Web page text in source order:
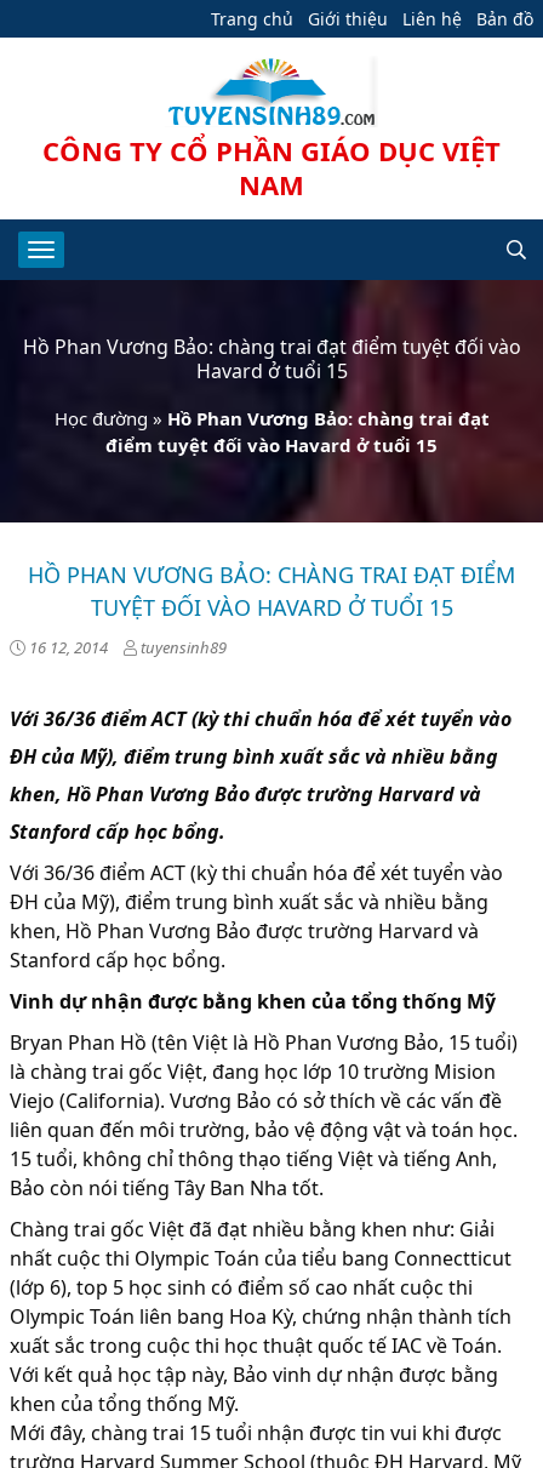
Trang chủ Giới thiệu Liên hệ Bản đồ
CÔNG TY CỔ PHẦN GIÁO DỤC VIỆT
NAM
Hồ Phan Vương Bảo: chàng trai đạt điểm tuyệt đối vào
Havard ở tuổi 15
Học đường » Hồ Phan Vương Bảo: chàng trai đạt
điểm tuyệt đối vào Havard ở tuổi 15
HỒ PHAN VƯƠNG BẢO: CHÀNG TRAI ĐẠT ĐIỂM
TUYỆT ĐỐI VÀO HAVARD Ở TUỔI 15
16 12, 2014 tuyensinh89
Với 36/36 điểm ACT (kỳ thi chuẩn hóa để xét tuyển vào
ĐH của Mỹ), điểm trung bình xuất sắc và nhiều bằng
khen, Hồ Phan Vương Bảo được trường Harvard và
Stanford cấp học bổng.
Với 36/36 điểm ACT (kỳ thi chuẩn hóa để xét tuyển vào
ĐH của Mỹ), điểm trung bình xuất sắc và nhiều bằng
khen, Hồ Phan Vương Bảo được trường Harvard và
Stanford cấp học bổng.
Vinh dự nhận được bằng khen của tổng thống Mỹ
Bryan Phan Hồ (tên Việt là Hồ Phan Vương Bảo, 15 tuổi)
là chàng trai gốc Việt, đang học lớp 10 trường Mision
Viejo (California). Vương Bảo có sở thích về các vấn đề
liên quan đến môi trường, bảo vệ động vật và toán học.
15 tuổi, không chỉ thông thạo tiếng Việt và tiếng Anh,
Bảo còn nói tiếng Tây Ban Nha tốt.
Chàng trai gốc Việt đã đạt nhiều bằng khen như: Giải
nhất cuộc thi Olympic Toán của tiểu bang Connectticut
(lớp 6), top 5 học sinh có điểm số cao nhất cuộc thi
Olympic Toán liên bang Hoa Kỳ, chứng nhận thành tích
xuất sắc trong cuộc thi học thuật quốc tế IAC về Toán.
Với kết quả học tập này, Bảo vinh dự nhận được bằng
khen của tổng thống Mỹ.
Mới đây, chàng trai 15 tuổi nhận được tin vui khi được
trường Harvard Summer School (thuộc ĐH Harvard, Mỹ